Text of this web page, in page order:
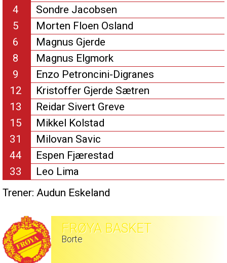
4
Sondre Jacobsen
5
Morten Floen Osland
6
Magnus Gjerde
8
Magnus Elgmork
9
Enzo Petroncini-Digranes
12
Kristoffer Gjerde Sætren
13
Reidar Sivert Greve
15
Mikkel Kolstad
31
Milovan Savic
44
Espen Fjærestad
33
Leo Lima
Trener: Audun Eskeland
FRØYA BASKET
Borte